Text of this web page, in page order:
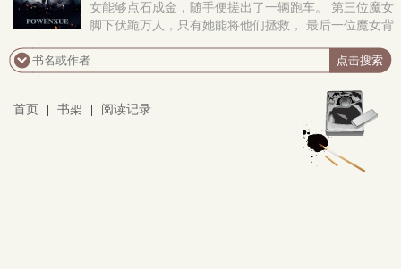
女能够点石成金，随手便搓出了一辆跑车。 第三位魔女
脚下伏跪万人，只有她能将他们拯救， 最后一位魔女背
首页 书架 阅读记录